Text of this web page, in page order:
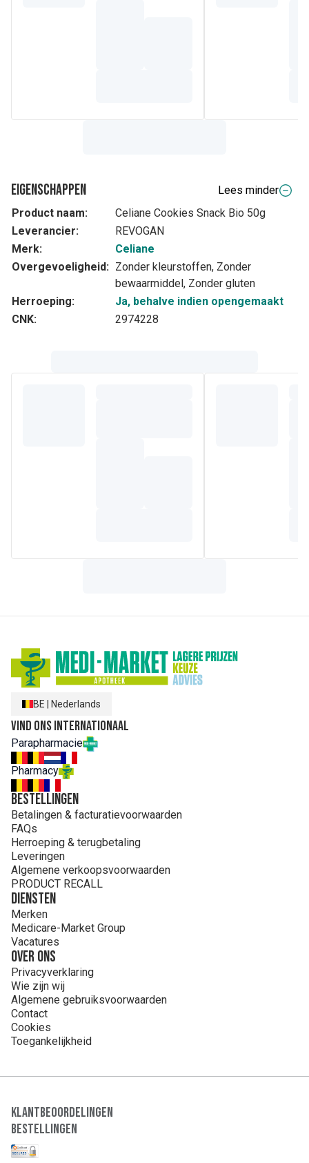
Eigenschappen
Lees minder
Product naam:
Celiane Cookies Snack Bio 50g
Leverancier:
REVOGAN
Merk:
Celiane
Overgevoeligheid: Zonder kleurstoffen, Zonder
bewaarmiddel, Zonder gluten
Herroeping:
Ja, behalve indien opengemaakt
CNK:
2974228
BE Nederlands
Vind ons internationaal
Parapharmacie
Pharmacy
Bestellingen
Betalingen & facturatievoorwaarden
FAQs
Herroeping & terugbetaling
Leveringen
Algemene verkoopsvoorwaarden
PRODUCT RECALL
Diensten
Merken
Medicare-Market Group
Vacatures
Over ons
Privacyverklaring
Wie zijn wij
Algemene gebruiksvoorwaarden
Contact
Cookies
Toegankelijkheid
Klantbeoordelingen
Bestellingen